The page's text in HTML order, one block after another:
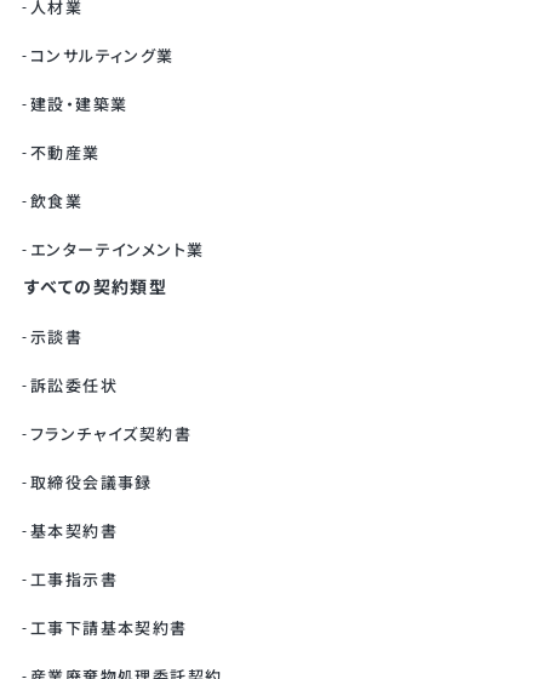
人材業
コンサルティング業
建設・建築業
不動産業
飲食業
エンターテインメント業
すべての契約類型
示談書
訴訟委任状
フランチャイズ契約書
取締役会議事録
基本契約書
工事指示書
工事下請基本契約書